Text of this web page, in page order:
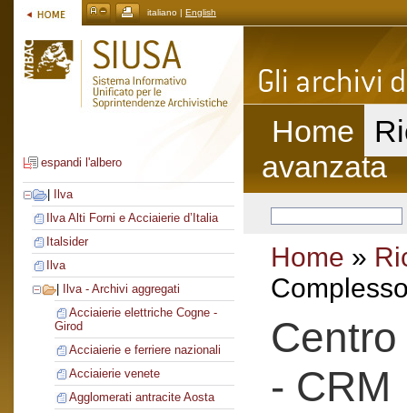
italiano | English
espandi l'albero
Ilva
Ilva Alti Forni e Acciaierie d’Italia
Italsider
Ilva
Ilva - Archivi aggregati
Acciaierie elettriche Cogne -
Girod
Acciaierie e ferriere nazionali
Acciaierie venete
Agglomerati antracite Aosta
Home
avanzata
Home »
- CRM